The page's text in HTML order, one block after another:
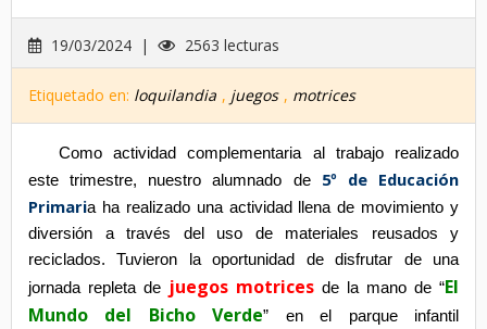
19/03/2024 | 2563 lecturas
Etiquetado en: loquilandia , juegos , motrices
Como actividad complementaria al trabajo realizado
este trimestre, nuestro alumnado de 5º de Educación
Primaria ha realizado una actividad llena de movimiento y
diversión a través del uso de materiales reusados y
reciclados. Tuvieron la oportunidad de disfrutar de una
jornada repleta de juegos motrices de la mano de “El
Mundo del Bicho Verde